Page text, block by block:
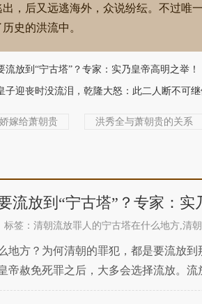
，后又远逃海外，众说纷纭。不过唯
史的洪流中。
放到“宁古塔”？专家：实乃皇帝高明之举！
子迎丧时没流泪，乾隆大怒：此二人断不可继
嫁给萧朝贵 洪秀全与萧朝贵的关系
流放到“宁古塔”？专家：实
标签：清朝流放罪人的宁古塔在什么地方,清
地方？为何清朝的罪犯，都是要流放
帝赦免死罪之后，大多会选择流放。
，对犯人惩处的流放更加频繁。除清